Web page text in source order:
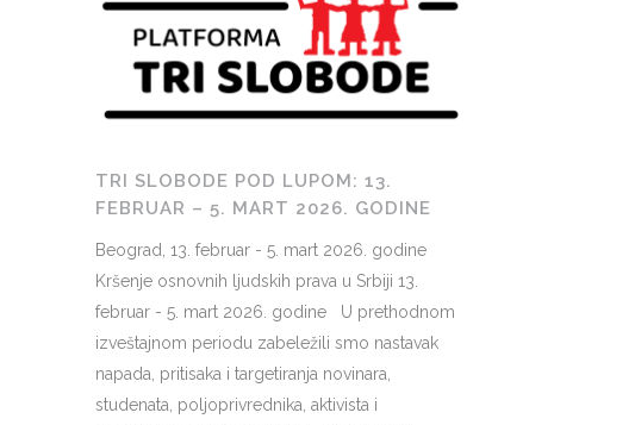
TRI SLOBODE POD LUPOM: 13.
FEBRUAR – 5. MART 2026. GODINE
Beograd, 13. februar - 5. mart 2026. godine
Kršenje osnovnih ljudskih prava u Srbiji 13.
februar - 5. mart 2026. godine U prethodnom
izveštajnom periodu zabeležili smo nastavak
napada, pritisaka i targetiranja novinara,
studenata, poljoprivrednika, aktivista i